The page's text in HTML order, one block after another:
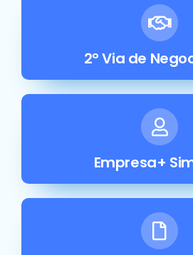
2° Via de
Empresa+